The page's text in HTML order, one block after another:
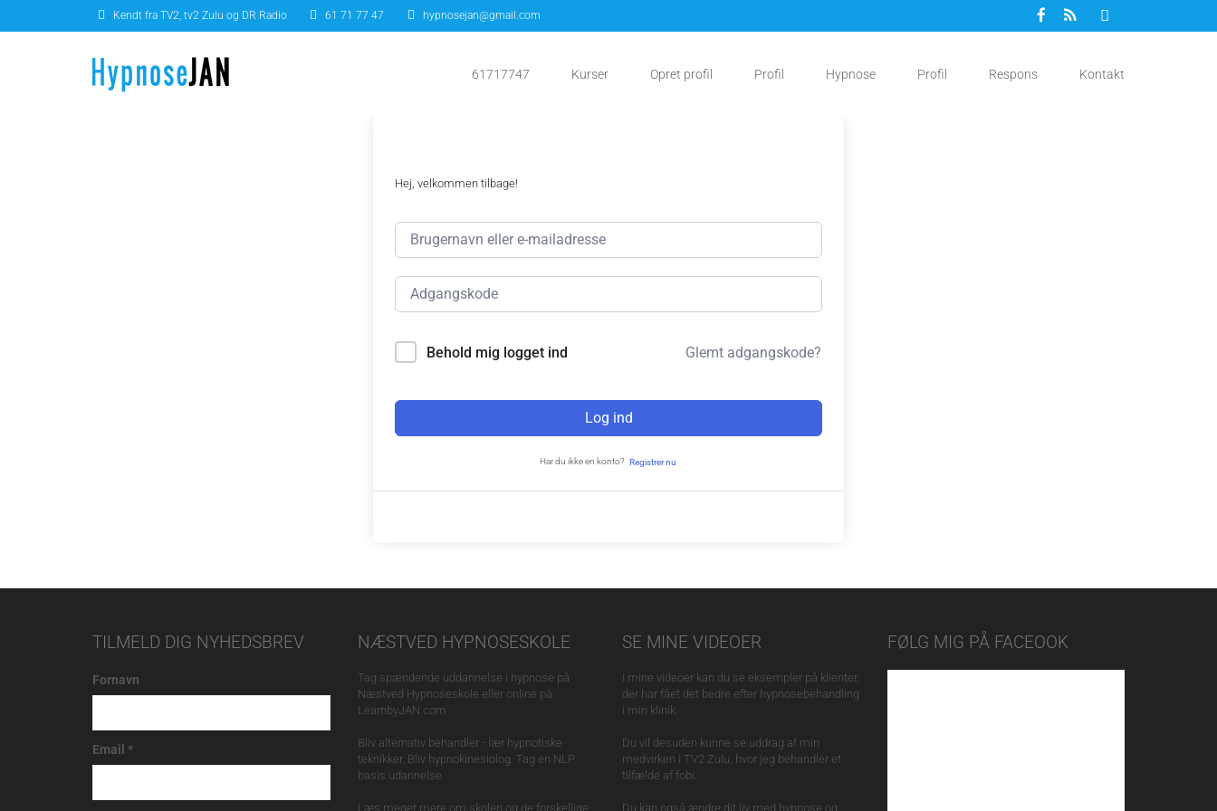
Kendt fra TV2, tv2 Zulu og DR Radio 61 71 77 47 hypnosejan@gmail.com
61717747 Kurser Opret profil Profil Hypnose Profil Respons Kontakt
Hej, velkommen tilbage!
Behold mig logget ind Glemt adgangskode?
Log ind
Har du ikke en konto? Registrer nu
TILMELD DIG NYHEDSBREV
Fornavn
Email *
NÆSTVED HYPNOSESKOLE
Tag spændende uddannelse i hypnose på
Næstved Hypnoseskole eller online på
LearnbyJAN.com
Bliv alternativ behandler - lær hypnotiske
teknikker. Bliv hypnokinesiolog. Tag en NLP
basis udannelse
Læs meget mere om skolen og de forskellige
SE MINE VIDEOER
I mine videoer kan du se eksempler på klienter,
der har fået det bedre efter hypnosebehandling
i min klinik.
Du vil desuden kunne se uddrag af min
medvirken i TV2 Zulu, hvor jeg behandler et
tilfælde af fobi.
Du kan også ændre dit liv med hypnose og
FØLG MIG PÅ FACEOOK